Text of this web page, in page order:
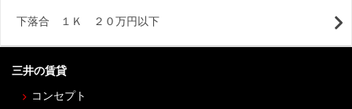
下落合 １Ｋ ２０万円以下
三井の賃貸
コンセプト